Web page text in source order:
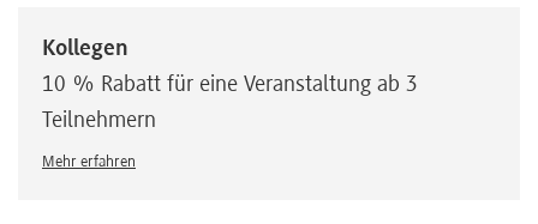
Kollegen
10 % Rabatt für eine Veranstaltung ab 3
Teilnehmern
Mehr erfahren